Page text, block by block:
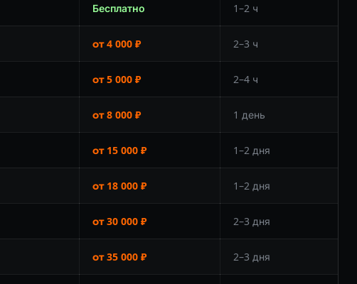
Бесплатно 1–2 ч
от 4 000 ₽ 2–3 ч
от 5 000 ₽ 2–4 ч
от 8 000 ₽ 1 день
от 15 000 ₽ 1–2 дня
от 18 000 ₽ 1–2 дня
от 30 000 ₽ 2–3 дня
от 35 000 ₽ 2–3 дня